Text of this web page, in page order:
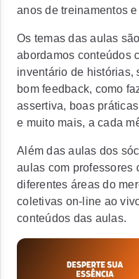
anos de treinamentos
Os temas das aulas
abordamos conteúdos
inventário de histórias,
bom feedback, como
assertiva, boas
e muito mais, a cada
Além das aulas dos
aulas com professores
diferentes áreas do
coletivas on-line ao
conteúdos das aulas.